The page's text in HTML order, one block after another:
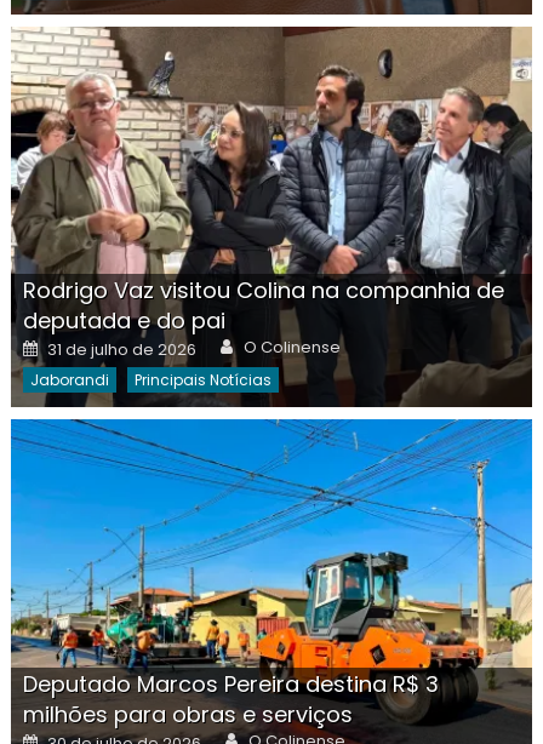
Rodrigo Vaz visitou Colina na companhia de
deputada e do pai
Posted
on
31 de julho de 2026 Author
O Colinense
Jaborandi Principais Notícias
Deputado Marcos Pereira destina R$ 3
milhões para obras e serviços
Posted Author